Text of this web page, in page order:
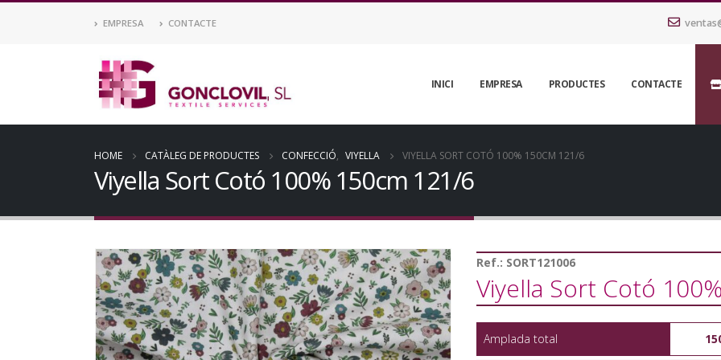
EMPRESA CONTACTE
INICI EMPRESA PRODUCTES CONTACTE
HOME CATÀLEG DE PRODUCTES CONFECCIÓ, VIYELLA VIYELLA SORT COTÓ 100% 150CM 121/6
Viyella Sort Cotó 100% 150cm 121/6
Ref.: SORT121006
Viyella Sort Cotó
Amplada total